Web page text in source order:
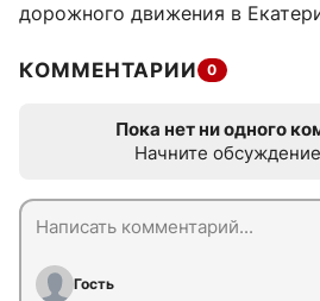
дорожного движения в
КОММЕНТАРИИ 0
Пока нет ни одного
Начните
Гость